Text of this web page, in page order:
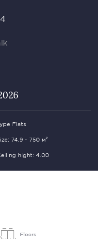
Flats
74.9 - 750 м²
hight: 4.00
Floors